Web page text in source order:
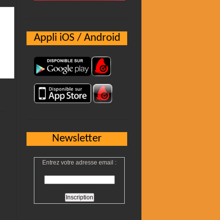
Appli iOS / Android
Newsletter
Entrez votre adresse email :